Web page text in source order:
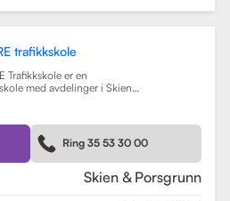
trafikkskole
Trafikkskole er en
med avdelinger i Skien
fra moped til buss
Skolen har som mål å gi
de nødvendige ferdighetene
for å bli trygge og
sjåfører, med et fokus
om ingen drepte
Ring 35 53 30 00
Skien & Porsgrunn